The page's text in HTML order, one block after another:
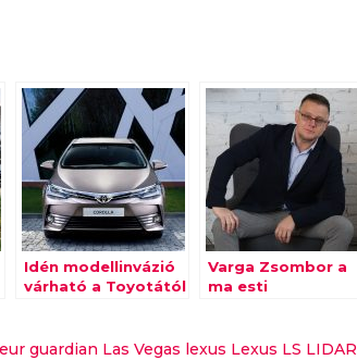
Idén modellinvázió
várható a Toyotától
Varga Zsombor a
ma esti
guardian Las Vegas lexus Lexus LS LIDAR